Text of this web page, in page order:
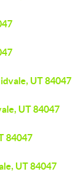
UT 84047
UT 84047
84047
UT 84047